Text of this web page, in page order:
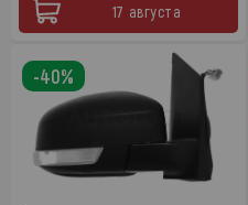
17 августа
-40%